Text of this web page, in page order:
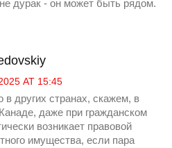
дурак - он может быть рядом.
AT 15:45
в других странах, скажем, в
даже при гражданском
возникает правовой
имущества, если пара